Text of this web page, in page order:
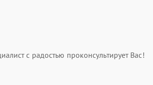
с радостью проконсультирует Вас!